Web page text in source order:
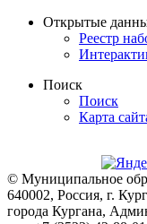
Открытые
Реестр
Поиск
Поиск
Карта
© Муниципальное
640002, Россия, г.
города Кургана,